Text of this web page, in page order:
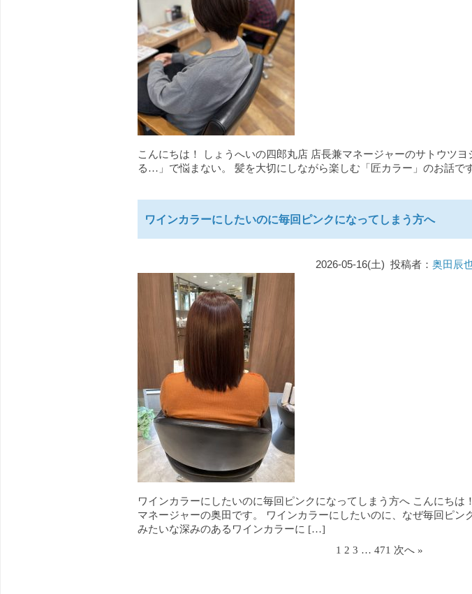
こんにちは！ しょうへいの四郎丸店 店長兼マネージャーのサトウツ
る…」で悩まない。 髪を大切にしながら楽しむ「匠カラー」のお話
ワインカラーにしたいのに毎回ピンクになってしまう方へ
2026-05-16(土) 投稿者： 奥田辰
ワインカラーにしたいのに毎回ピンクになってしまう方へ こんにちは
マネージャーの奥田です。 ワインカラーにしたいのに、なぜ毎回ピ
みたいな深みのあるワインカラーに […]
1 2 3 … 471 次へ »